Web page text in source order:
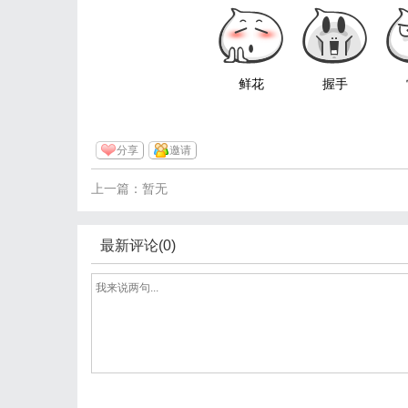
鲜花 握手
分享 邀请
上一篇：暂无
最新评论(0)